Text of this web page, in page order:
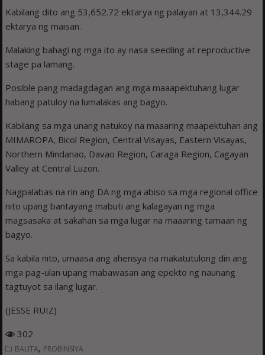
Kabilang dito ang 53,652.72 ektarya ng palayan at 13,344.29
ektarya ng maisan.
Malaking bahagi ng mga ito ay nasa seedling at reproductive
stage pa lamang.
Posible pang madagdagan ang mga maaapektuhang lugar
habang patuloy na lumalakas ang bagyo.
Kabilang sa mga unang natukoy na maaaring maapektuhan ang
MIMAROPA, Bicol Region, Central Visayas, Eastern Visayas,
Northern Mindanao, Davao Region, Caraga Region, Cagayan
Valley at Central Luzon.
Nagpalabas na rin ang DA ng mga abiso sa mga regional office
nito upang bantayang mabuti ang kalagayan ng mga
magsasaka at sakahan sa mga lugar na maaaring tamaan ng
bagyo.
Sa kabila nito, umaasa ang ahensya na makatutulong din ang
mga pag-ulan upang mabawasan ang epekto ng naunang
tagtuyot sa ilang lugar.
(JESSE RUIZ)
302
BALITA, PROBINSIYA